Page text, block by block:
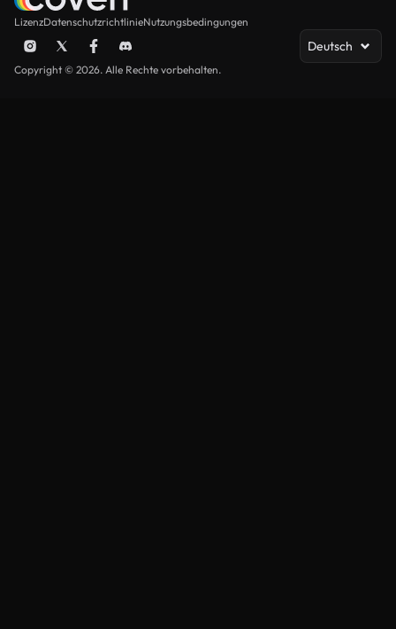
LizenzDatenschutzrichtlinieNutzungsbedingungen
Deutsch
Copyright © 2026. Alle Rechte vorbehalten.